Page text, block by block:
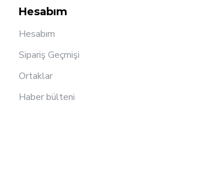
Hesabım
Hesabım
Sipariş Geçmişi
Ortaklar
Haber bülteni